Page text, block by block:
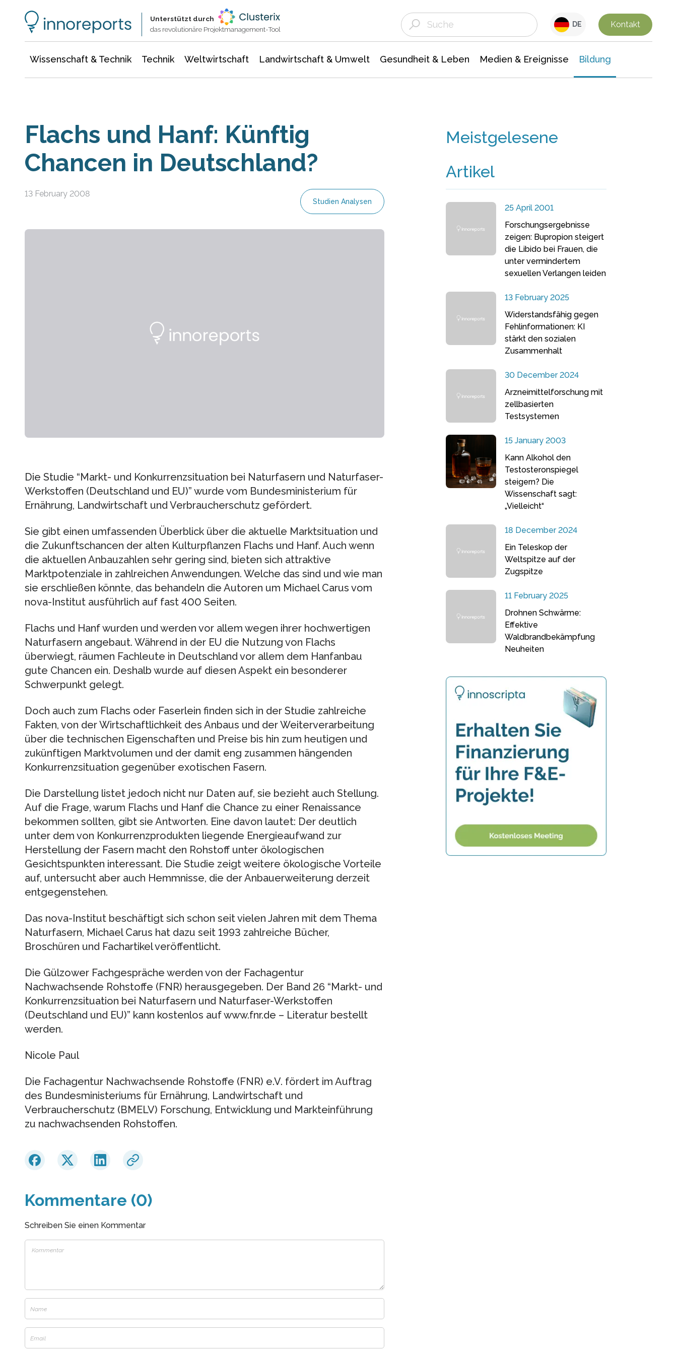
Unterstützt durch
das revolutionäre Projektmanagement-Tool
DE Kontakt
Wissenschaft & Technik Technik Weltwirtschaft Landwirtschaft & Umwelt Gesundheit & Leben Medien & Ereignisse Bildung
Flachs und Hanf: Künftig
Chancen in Deutschland?
13 February 2008
Studien Analysen
Die Studie “Markt- und Konkurrenzsituation bei Naturfasern und Naturfaser-
Werkstoffen (Deutschland und EU)” wurde vom Bundesministerium für
Ernährung, Landwirtschaft und Verbraucherschutz gefördert.
Sie gibt einen umfassenden Überblick über die aktuelle Marktsituation und
die Zukunftschancen der alten Kulturpflanzen Flachs und Hanf. Auch wenn
die aktuellen Anbauzahlen sehr gering sind, bieten sich attraktive
Marktpotenziale in zahlreichen Anwendungen. Welche das sind und wie man
sie erschließen könnte, das behandeln die Autoren um Michael Carus vom
nova-Institut ausführlich auf fast 400 Seiten.
Flachs und Hanf wurden und werden vor allem wegen ihrer hochwertigen
Naturfasern angebaut. Während in der EU die Nutzung von Flachs
überwiegt, räumen Fachleute in Deutschland vor allem dem Hanfanbau
gute Chancen ein. Deshalb wurde auf diesen Aspekt ein besonderer
Schwerpunkt gelegt.
Doch auch zum Flachs oder Faserlein finden sich in der Studie zahlreiche
Fakten, von der Wirtschaftlichkeit des Anbaus und der Weiterverarbeitung
über die technischen Eigenschaften und Preise bis hin zum heutigen und
zukünftigen Marktvolumen und der damit eng zusammen hängenden
Konkurrenzsituation gegenüber exotischen Fasern.
Die Darstellung listet jedoch nicht nur Daten auf, sie bezieht auch Stellung.
Auf die Frage, warum Flachs und Hanf die Chance zu einer Renaissance
bekommen sollten, gibt sie Antworten. Eine davon lautet: Der deutlich
unter dem von Konkurrenzprodukten liegende Energieaufwand zur
Herstellung der Fasern macht den Rohstoff unter ökologischen
Gesichtspunkten interessant. Die Studie zeigt weitere ökologische Vorteile
auf, untersucht aber auch Hemmnisse, die der Anbauerweiterung derzeit
entgegenstehen.
Das nova-Institut beschäftigt sich schon seit vielen Jahren mit dem Thema
Naturfasern, Michael Carus hat dazu seit 1993 zahlreiche Bücher,
Broschüren und Fachartikel veröffentlicht.
Die Gülzower Fachgespräche werden von der Fachagentur
Nachwachsende Rohstoffe (FNR) herausgegeben. Der Band 26 “Markt- und
Konkurrenzsituation bei Naturfasern und Naturfaser-Werkstoffen
(Deutschland und EU)” kann kostenlos auf www.fnr.de – Literatur bestellt
werden.
Nicole Paul
Die Fachagentur Nachwachsende Rohstoffe (FNR) e.V. fördert im Auftrag
des Bundesministeriums für Ernährung, Landwirtschaft und
Verbraucherschutz (BMELV) Forschung, Entwicklung und Markteinführung
zu nachwachsenden Rohstoffen.
Kommentare (0)
Schreiben Sie einen Kommentar
Meistgelesene
Artikel
25 April 2001
Forschungsergebnisse
zeigen: Bupropion steigert
die Libido bei Frauen, die
unter vermindertem
sexuellen Verlangen leiden
13 February 2025
Widerstandsfähig gegen
Fehlinformationen: KI
stärkt den sozialen
Zusammenhalt
30 December 2024
Arzneimittelforschung mit
zellbasierten
Testsystemen
15 January 2003
Kann Alkohol den
Testosteronspiegel
steigern? Die
Wissenschaft sagt:
„Vielleicht“
18 December 2024
Ein Teleskop der
Weltspitze auf der
Zugspitze
11 February 2025
Drohnen Schwärme:
Effektive
Waldbrandbekämpfung
Neuheiten